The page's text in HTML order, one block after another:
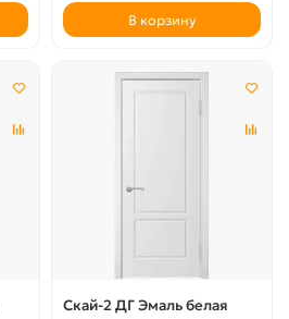
В корзину
Скай-2 ДГ Эмаль белая